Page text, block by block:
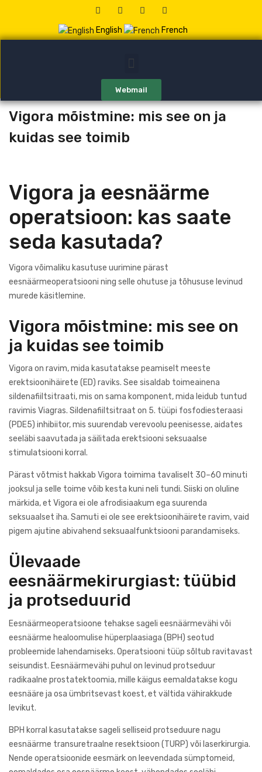
English French
Webmail
Vigora mõistmine: mis see on ja
kuidas see toimib
Vigora ja eesnäärme
operatsioon: kas saate
seda kasutada?
Vigora võimaliku kasutuse uurimine pärast
eesnäärmeoperatsiooni ning selle ohutuse ja tõhususe levinud
murede käsitlemine.
Vigora mõistmine: mis see on
ja kuidas see toimib
Vigora on ravim, mida kasutatakse peamiselt meeste
erektsioonihäirete (ED) raviks. See sisaldab toimeainena
sildenafiiltsitraati, mis on sama komponent, mida leidub tuntud
ravimis Viagras. Sildenafiiltsitraat on 5. tüüpi fosfodiesteraasi
(PDE5) inhibiitor, mis suurendab verevoolu peenisesse, aidates
seeläbi saavutada ja säilitada erektsiooni seksuaalse
stimulatsiooni korral.
Pärast võtmist hakkab Vigora toimima tavaliselt 30–60 minuti
jooksul ja selle toime võib kesta kuni neli tundi. Siiski on oluline
märkida, et Vigora ei ole afrodisiaakum ega suurenda
seksuaalset iha. Samuti ei ole see erektsioonihäirete ravim, vaid
pigem ajutine abivahend seksuaalfunktsiooni parandamiseks.
Ülevaade
eesnäärmekirurgiast: tüübid
ja protseduurid
Eesnäärmeoperatsioone tehakse sageli eesnäärmevähi või
eesnäärme healoomulise hüperplaasiaga (BPH) seotud
probleemide lahendamiseks. Operatsiooni tüüp sõltub ravitavast
seisundist. Eesnäärmevähi puhul on levinud protseduur
radikaalne prostatektoomia, mille käigus eemaldatakse kogu
eesnääre ja osa ümbritsevast koest, et vältida vähirakkude
levikut.
BPH korral kasutatakse sageli selliseid protseduure nagu
eesnäärme transuretraalne resektsioon (TURP) või laserkirurgia.
Nende operatsioonide eesmärk on leevendada sümptomeid,